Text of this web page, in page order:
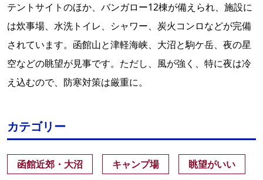
テントサイトのほか、バンガロー12棟が備えられ、施設に
は炊事場、水洗トイレ、シャワー、炭火コンロなどが完備
されています。函館山と津軽海峡、大沼と駒ケ岳、夜の星
空などの眺望が見事です。ただし、風が強く、特に夜は冷
え込むので、防寒対策は厳重に。
カテゴリー
函館近郊・大沼 キャンプ場 眺望がいい